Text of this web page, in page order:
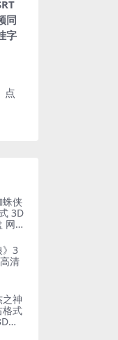
同
字
点
蛛侠
3D
网
3
清
神
格式
版